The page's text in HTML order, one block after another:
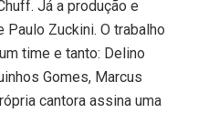
Já a produção e
Paulo Zuckini. O trabalho
time e tanto: Delino
Gomes, Marcus
cantora assina uma